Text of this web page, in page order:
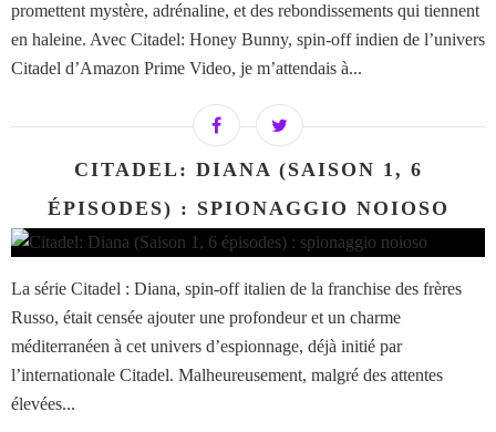
promettent mystère, adrénaline, et des rebondissements qui tiennent
en haleine. Avec Citadel: Honey Bunny, spin-off indien de l’univers
Citadel d’Amazon Prime Video, je m’attendais à...
CITADEL: DIANA (SAISON 1, 6
ÉPISODES) : SPIONAGGIO NOIOSO
La série Citadel : Diana, spin-off italien de la franchise des frères
Russo, était censée ajouter une profondeur et un charme
méditerranéen à cet univers d’espionnage, déjà initié par
l’internationale Citadel. Malheureusement, malgré des attentes
élevées...